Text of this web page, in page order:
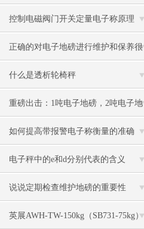
项
控制电磁阀门开关定量电子称原理
正确的对电子地磅进行维护和保养很
有必要
什么是透析轮椅秤
重磅出击：1吨电子地磅，2吨电子地
磅秤，3吨地磅低价狂甩
如何提高带报警电子称衡量的准确
度？
电子秤中的e和d分别代表的含义
说说定期检查维护地磅的重要性
英展AWH-TW-150kg（SB731-75kg）